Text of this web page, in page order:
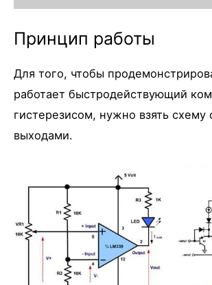
Принцип работы
Для того, чтобы
работает быстродействующий
гистерезисом, нужно взять схему
выходами.